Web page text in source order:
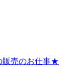
販売のお仕事★